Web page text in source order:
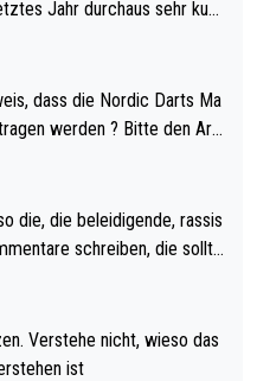
Qualifikation des Weltmei
war bei Archie Self letzt
Weltmeister durch
dass Mitchel sich das (in Ve
die PDC-WM als Zi
werden ? Bitte den Arti
die, die beleidigende, rassis
schreiben, die sollte
wundert mich: Luke Little
über Social Media GvV p
öfters mal gegen Ric
Verstehe nicht, wieso das
ist